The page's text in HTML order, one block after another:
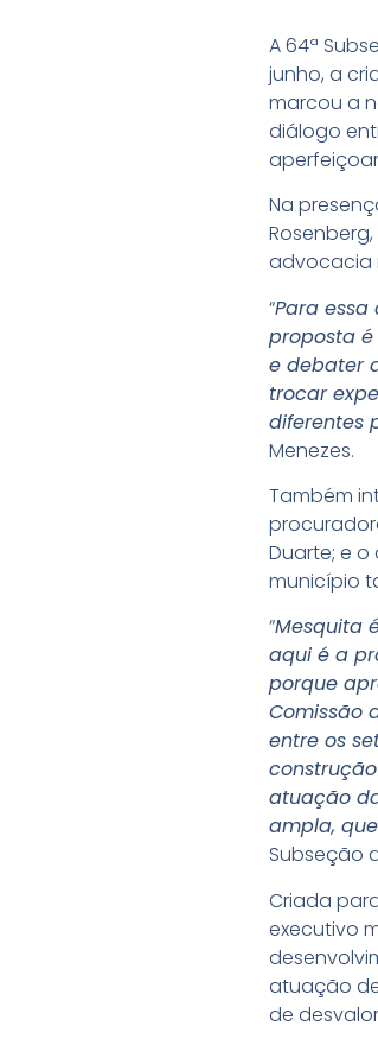
A 64ª
junho, a
marcou a
diálogo
Na
advocacia
“Para
proposta
e debater
trocar
diferentes
Menezes.
Também
Duarte; e
município
“Mesquita
aqui é a
porque
Comissão
entre os
atuação
ampla,
Subseção
Criada
executivo
atuação
de